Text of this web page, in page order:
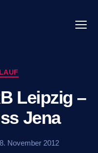
Leipzig –
Jena
November 2012